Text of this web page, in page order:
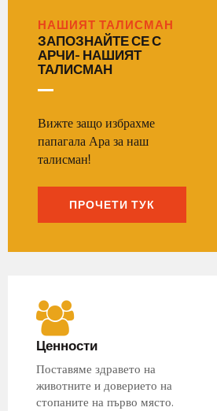
НАШИЯТ ТАЛИСМАН
ЗАПОЗНАЙТЕ СЕ С
АРЧИ- НАШИЯТ
ТАЛИСМАН
Вижте защо избрахме
папагала Ара за наш
талисман!
ПРОЧЕТИ ТУК
Ценности
Поставяме здравето на
животните и доверието на
стопаните на първо място.